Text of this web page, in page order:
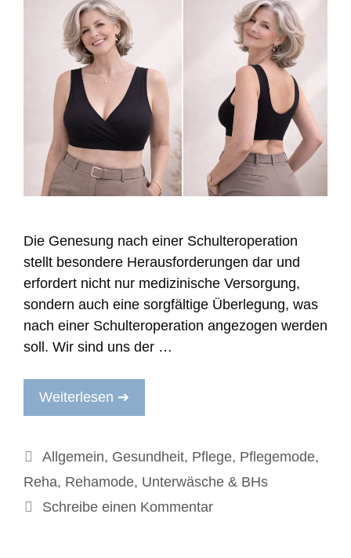
Die Genesung nach einer Schulteroperation
stellt besondere Herausforderungen dar und
erfordert nicht nur medizinische Versorgung,
sondern auch eine sorgfältige Überlegung, was
nach einer Schulteroperation angezogen werden
soll. Wir sind uns der …
Weiterlesen ➔
Kategorien
Allgemein, Gesundheit, Pflege, Pflegemode,
Reha, Rehamode, Unterwäsche & BHs
Schreibe einen Kommentar